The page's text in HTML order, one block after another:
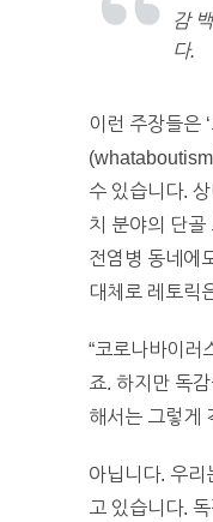
감
다.
이런 주장들은
수 있습니다.
치 분야의 단골
전염병 동네에
대체로 레토릭
“코로나바이러
죠. 하지만 독
해서는 그렇게
아닙니다. 우리
고 있습니다.